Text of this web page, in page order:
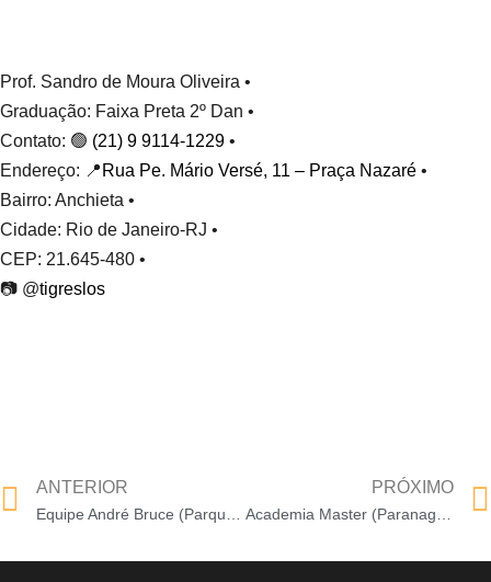
Prof. Sandro de Moura Oliveira •
Graduação: Faixa Preta 2º Dan •
Contato: 🟢 (21) 9 9114-1229 •
Endereço: 📍 Rua Pe. Mário Versé, 11 – Praça Nazaré •
Bairro: Anchieta •
Cidade: Rio de Janeiro-RJ •
CEP: 21.645-480 •
📷 @tigreslos
ANTERIOR
Equipe André Bruce (Parque Anchieta – Rio de Janeiro-RJ)
PRÓXIMO
Academia Master (Paranaguá-PR)